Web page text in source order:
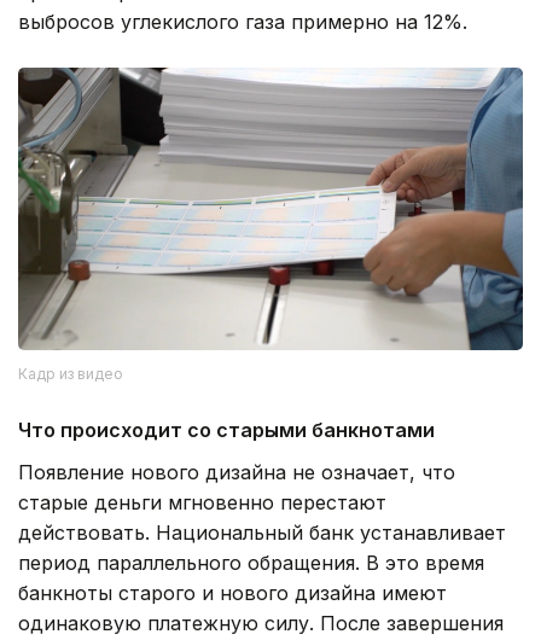
выбросов углекислого газа примерно на 12%.
Кадр из видео
Что происходит со старыми банкнотами
Появление нового дизайна не означает, что
старые деньги мгновенно перестают
действовать. Национальный банк устанавливает
период параллельного обращения. В это время
банкноты старого и нового дизайна имеют
одинаковую платежную силу. После завершения